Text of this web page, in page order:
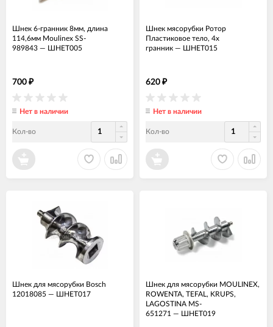
Шнек 6-гранник 8мм, длина
114,6мм Moulinex SS-
989843 — ШНЕТ005
700 ₽
Нет в наличии
Кол-во
Шнек мясорубки Ротор
Пластиковое тело, 4х
гранник — ШНЕТ015
620 ₽
Нет в наличии
Кол-во
Шнек для мясорубки Bosch
12018085 — ШНЕТ017
Шнек для мясорубки MOULINEX,
ROWENTA, TEFAL, KRUPS,
LAGOSTINA MS-
651271 — ШНЕТ019